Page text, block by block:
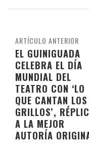
ARTÍCULO ANTERIOR
EL GUINIGUADA
CELEBRA EL DÍA
MUNDIAL DEL
TEATRO CON ‘LO
QUE CANTAN LOS
GRILLOS’,
A LA MEJOR
AUTORÍA